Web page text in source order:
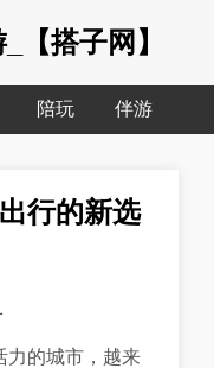
【搭子网】
陪玩 伴游
行的新选
力的城市，越来